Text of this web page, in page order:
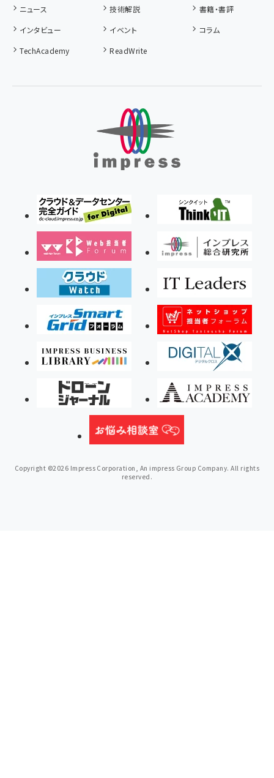
ニュース 技術解説
書籍・書評
インタビュー
イベント
コラム
TechAcademy
ReadWrite
Copyright ©2026 Impress Corporation, An impress Group Company. All rights
reserved.